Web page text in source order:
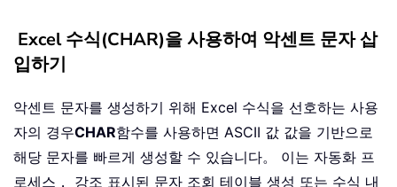
Excel 수식(CHAR)을 사용하여 악센트 문자 삽
입하기
악센트 문자를 생성하기 위해 Excel 수식을 선호하는 사용
자의 경우CHAR함수를 사용하면 ASCII 값 값을 기반으로
해당 문자를 빠르게 생성할 수 있습니다。 이는 자동화 프
로세스， 강조 표시된 문자 조회 테이블 생성 또는 수식 내